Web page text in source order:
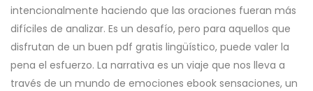
intencionalmente haciendo que las oraciones fueran más
difíciles de analizar. Es un desafío, pero para aquellos que
disfrutan de un buen pdf gratis lingüístico, puede valer la
pena el esfuerzo. La narrativa es un viaje que nos lleva a
través de un mundo de emociones ebook sensaciones, un